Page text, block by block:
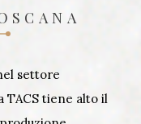
settore
TACS tiene alto il